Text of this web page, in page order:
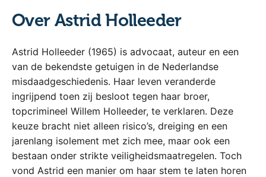
Over Astrid Holleeder
Astrid Holleeder (1965) is advocaat, auteur en een
van de bekendste getuigen in de Nederlandse
misdaadgeschiedenis. Haar leven veranderde
ingrijpend toen zij besloot tegen haar broer,
topcrimineel Willem Holleeder, te verklaren. Deze
keuze bracht niet alleen risico’s, dreiging en een
jarenlang isolement met zich mee, maar ook een
bestaan onder strikte veiligheidsmaatregelen. Toch
vond Astrid een manier om haar stem te laten horen